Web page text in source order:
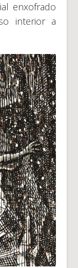
enxofrado
interior a